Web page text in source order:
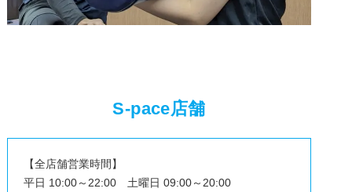
S-pace店舗
【全店舗営業時間】
平日 10:00～22:00 土曜日 09:00～20:00